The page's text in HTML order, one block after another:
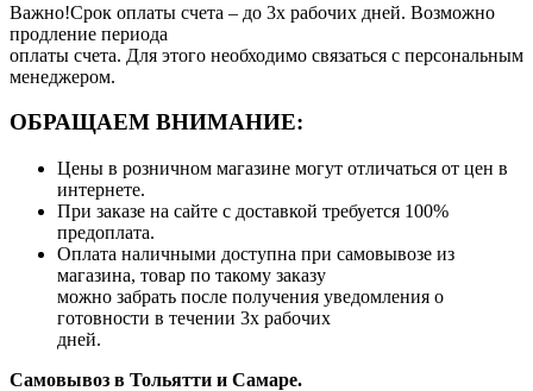
Важно!Срок оплаты счета – до 3х рабочих дней. Возможно
продление периода
оплаты счета. Для этого необходимо связаться с персональным
менеджером.
ОБРАЩАЕМ ВНИМАНИЕ:
Цены в розничном магазине могут отличаться от цен в
интернете.
При заказе на сайте с доставкой требуется 100%
предоплата.
Оплата наличными доступна при самовывозе из
магазина, товар по такому заказу
можно забрать после получения уведомления о
готовности в течении 3х рабочих
дней.
Самовывоз в Тольятти и Самаре.